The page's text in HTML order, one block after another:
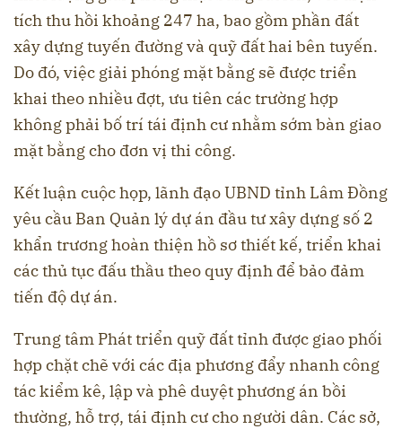
tích thu hồi khoảng 247 ha, bao gồm phần đất
xây dựng tuyến đường và quỹ đất hai bên tuyến.
Do đó, việc giải phóng mặt bằng sẽ được triển
khai theo nhiều đợt, ưu tiên các trường hợp
không phải bố trí tái định cư nhằm sớm bàn giao
mặt bằng cho đơn vị thi công.
Kết luận cuộc họp, lãnh đạo UBND tỉnh Lâm Đồng
yêu cầu Ban Quản lý dự án đầu tư xây dựng số 2
khẩn trương hoàn thiện hồ sơ thiết kế, triển khai
các thủ tục đấu thầu theo quy định để bảo đảm
tiến độ dự án.
Trung tâm Phát triển quỹ đất tỉnh được giao phối
hợp chặt chẽ với các địa phương đẩy nhanh công
tác kiểm kê, lập và phê duyệt phương án bồi
thường, hỗ trợ, tái định cư cho người dân. Các sở,